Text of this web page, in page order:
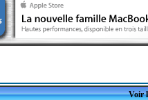
Voir